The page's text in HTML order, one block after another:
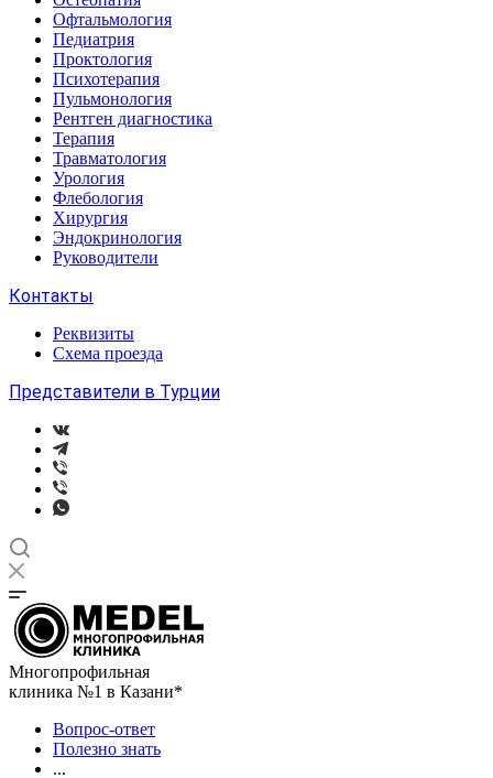
Офтальмология
Педиатрия
Проктология
Психотерапия
Пульмонология
Рентген диагностика
Терапия
Травматология
Урология
Флебология
Хирургия
Эндокринология
Руководители
Контакты
Реквизиты
Схема проезда
Представители в Турции
Многопрофильная
клиника №1 в Казани*
Вопрос-ответ
Полезно знать
...